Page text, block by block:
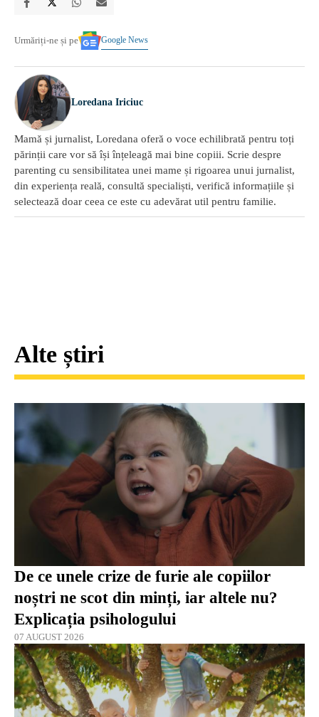
Urmăriți-ne și pe Google News
Loredana Iriciuc
Mamă și jurnalist, Loredana oferă o voce echilibrată pentru toți
părinții care vor să își înțeleagă mai bine copiii. Scrie despre
parenting cu sensibilitatea unei mame și rigoarea unui jurnalist,
din experiența reală, consultă specialiști, verifică informațiile și
selectează doar ceea ce este cu adevărat util pentru familie.
Alte știri
De ce unele crize de furie ale copiilor
noștri ne scot din minți, iar altele nu?
Explicația psihologului
07 AUGUST 2026